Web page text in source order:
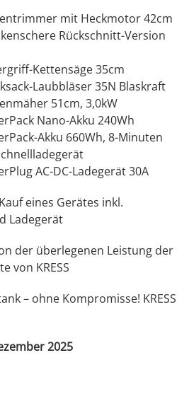
mit Heckmotor 42cm
Rückschnitt-Version
Kettensäge 35cm
Laubbläser 35N Blaskraft
51cm, 3,0kW
Nano-Akku 240Wh
Akku 660Wh, 8-Minuten
AC-DC-Ladegerät 30A
eines Gerätes inkl.
Ladegerät
der überlegenen Leistung der
von KRESS
– ohne Kompromisse! KRESS
2025